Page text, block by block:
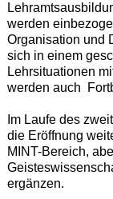
werden
Organisation und
sich in einem
Lehrsituationen
werden auch
Im Laufe des
die Eröffnung
MINT-Bereich,
ergänzen.